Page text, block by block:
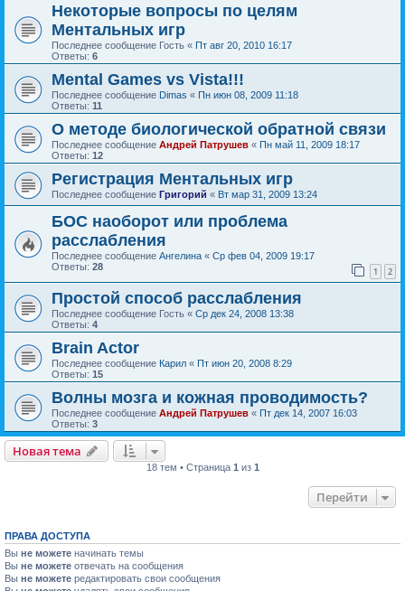
Некоторые вопросы по целям
Ментальных игр
Последнее сообщение Гость « Пт авг 20, 2010 16:17
Ответы: 6
Mental Games vs Vista!!!
Последнее сообщение Dimas « Пн июн 08, 2009 11:18
Ответы: 11
О методе биологической обратной связи
Последнее сообщение Андрей Патрушев « Пн май 11, 2009 18:17
Ответы: 12
Регистрация Ментальных игр
Последнее сообщение Григорий « Вт мар 31, 2009 13:24
БОС наоборот или проблема
расслабления
Последнее сообщение Ангелина « Ср фев 04, 2009 19:17
Ответы: 28 1 2
Простой способ расслабления
Последнее сообщение Гость « Ср дек 24, 2008 13:38
Ответы: 4
Brain Actor
Последнее сообщение Карил « Пт июн 20, 2008 8:29
Ответы: 15
Волны мозга и кожная проводимость?
Последнее сообщение Андрей Патрушев « Пт дек 14, 2007 16:03
Ответы: 3
Новая тема
18 тем • Страница 1 из 1
Перейти
ПРАВА ДОСТУПА
Вы не можете начинать темы
Вы не можете отвечать на сообщения
Вы не можете редактировать свои сообщения